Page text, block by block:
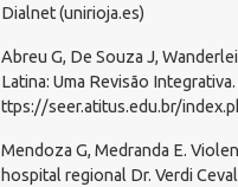
Dialnet (unirioja.es)
Abreu G, De Souza J,
Latina: Uma Revisão
ttps://seer.atitus.edu.br/
Mendoza G, Medranda E.
hospital regional Dr. Verdi